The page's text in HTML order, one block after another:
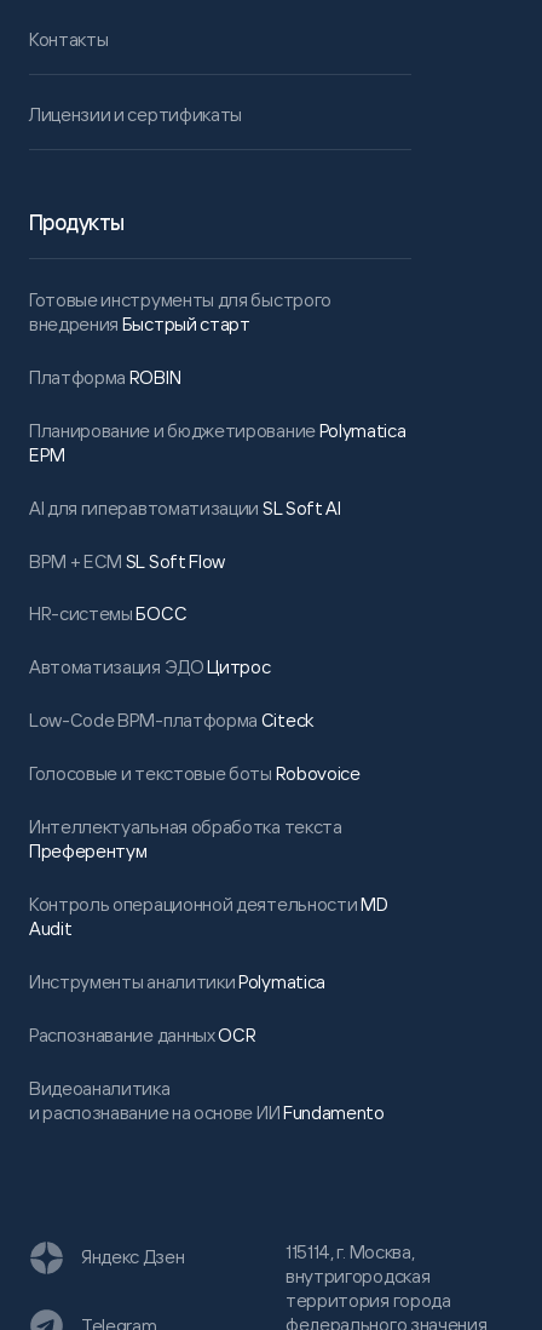
Контакты
Лицензии и сертификаты
Продукты
Готовые инструменты для быстрого
внедрения Быстрый старт
Платформа ROBIN
Планирование и бюджетированиеPolymatica
EPM
AI для гиперавтоматизации SL Soft AI
BPM + ECM SL Soft Flow
HR-системыБОСС
Автоматизация ЭДОЦитрос
Low-Code BPM-платформа Citeck
Голосовые и текстовые боты Robovoice
Интеллектуальная обработка текста
Преферентум
Контроль операционной деятельностиMD
Audit
Инструменты аналитикиPolymatica
Распознавание данныхOCR
Видеоаналитика
и распознавание на основе ИИFundamento
115114, г. Москва,
внутригородская
территория города
федерального значения
Яндекс Дзен
Telegram